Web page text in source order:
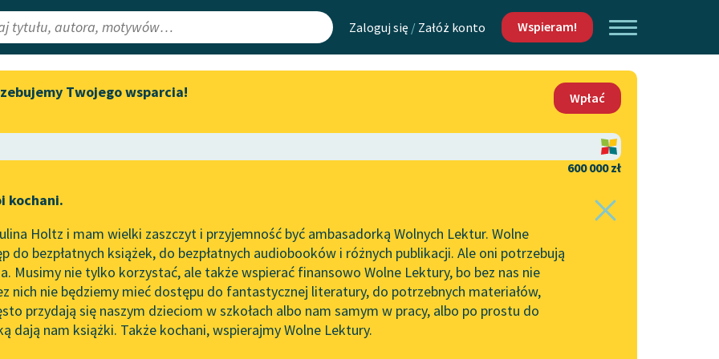
Zaloguj się / Załóż konto Wspieram!
Lektury
redakcyjne
Aktualności
Zapraszamy na spotkanie
literatury skandynawskiej
Wolne Lektury na 32.
Pol’and’Rock Festivalu
„Kochanek Lady Chatterley”
do słuchania na Wolnych
Lekturach
Nowy audiobook – „Marzenie
Mapa Wolnych Lektur
Leśmianator
API
OAI-PMH
Widget Wolnych Lektur
Kontakt
O projekcie
Zasady wykorzystania
Wolnych Lektur
Logotypy
Materiały promocyjne
Twojego wsparcia!
Wpłać
600 000 zł
kochani.
Holtz i mam wielki zaszczyt i przyjemność być ambasadorką Wolnych Lektur. Wolne
do bezpłatnych książek, do bezpłatnych audiobooków i różnych publikacji. Ale oni potrzebują
Musimy nie tylko korzystać, ale także wspierać finansowo Wolne Lektury, bo bez nas nie
nich nie będziemy mieć dostępu do fantastycznej literatury, do potrzebnych materiałów,
przydają się naszym dzieciom w szkołach albo nam samym w pracy, albo po prostu do
dają nam książki. Także kochani, wspierajmy Wolne Lektury.
Włodzimierz Perzyński✖